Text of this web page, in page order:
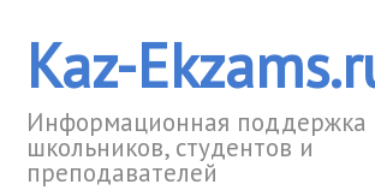
Kaz-
Информационная поддержка
школьников, студентов и
преподавателей